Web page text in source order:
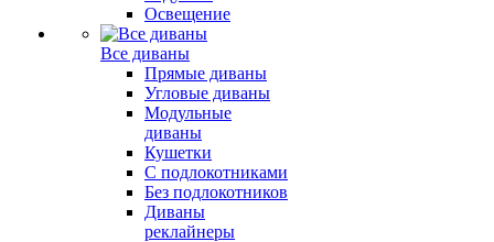
Освещение
Все диваны
Прямые диваны
Угловые диваны
Модульные
диваны
Кушетки
С подлокотниками
Без подлокотников
Диваны
реклайнеры